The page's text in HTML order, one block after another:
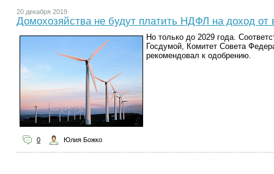
20 декабря 2019
Домохозяйства не будут платить НДФЛ на доход от
Но только до 2029 года.
Госдумой, Комитет Совета
рекомендовал к одобрению.
0 Юлия Божко